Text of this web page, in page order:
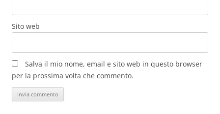
Sito web
Salva il mio nome, email e sito web in questo browser
per la prossima volta che commento.